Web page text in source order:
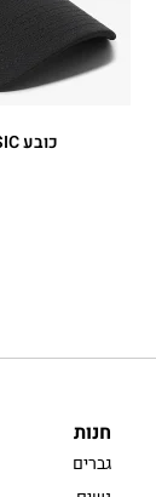
כובע RECYCLED 66 CLASSIC
חנות
גברים